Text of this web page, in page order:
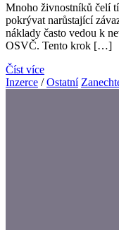
Mnoho živnostníků čelí
pokrývat narůstající
náklady často vedou k
OSVČ. Tento krok […]
Číst více
Inzerce /Ostatní